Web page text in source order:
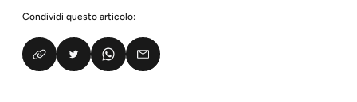
Condividi questo articolo: